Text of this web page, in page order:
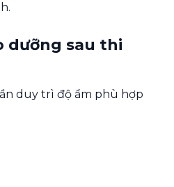
dưỡng sau thi
duy trì độ ẩm phù hợp